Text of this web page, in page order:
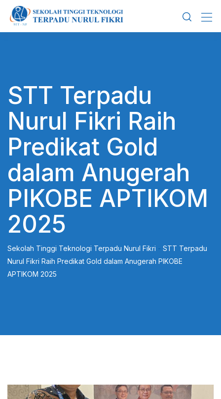
content
STT Terpadu
Nurul Fikri Raih
Predikat Gold
dalam Anugerah
PIKOBE APTIKOM
2025
Sekolah Tinggi Teknologi Terpadu Nurul Fikri - STT Terpadu
Nurul Fikri Raih Predikat Gold dalam Anugerah PIKOBE
APTIKOM 2025